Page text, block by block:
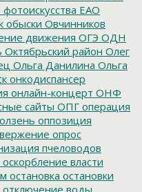
ЕАО
обыски Овчинников
движения ОГЭ ОДН
Октябрьский район Олег
Ольга Данилина Ольга
онкодиспансер
онлайн-концерт ОНФ
сайты ОПГ операция
оппозиция
опрос
пчеловодов
оскорбление власти
остановка остановки
отключение воды